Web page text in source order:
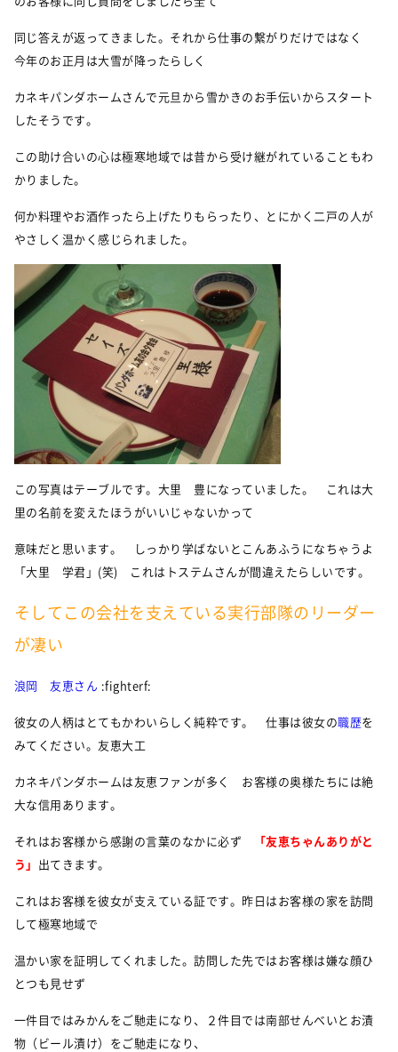
同じ答えが返ってきました。それから仕事の繋がりだけではなく
今年のお正月は大雪が降ったらしく
カネキパンダホームさんで元旦から雪かきのお手伝いからスタート
したそうです。
この助け合いの心は極寒地域では昔から受け継がれていることもわ
かりました。
何か料理やお酒作ったら上げたりもらったり、とにかく二戸の人が
やさしく温かく感じられました。
この写真はテーブルです。大里 豊になっていました。 これは大
里の名前を変えたほうがいいじゃないかって
意味だと思います。 しっかり学ばないとこんあふうになちゃうよ
「大里 学君」(笑) これはトステムさんが間違えたらしいです。
そしてこの会社を支えている実行部隊のリーダー
が凄い
浪岡 友恵さん :fighterf:
彼女の人柄はとてもかわいらしく純粋です。 仕事は彼女の職歴を
みてください。友恵大工
カネキパンダホームは友恵ファンが多く お客様の奥様たちには絶
大な信用あります。
それはお客様から感謝の言葉のなかに必ず
「友恵ちゃんありがと
う」 出てきます。
これはお客様を彼女が支えている証です。昨日はお客様の家を訪問
して極寒地域で
温かい家を証明してくれました。訪問した先ではお客様は嫌な顔ひ
とつも見せず
一件目ではみかんをご馳走になり、２件目では南部せんべいとお漬
物（ビール漬け）をご馳走になり、